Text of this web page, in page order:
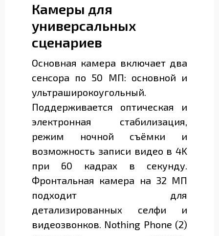
Камеры для
универсальных
сценариев
Основная камера включает два
сенсора по 50 МП: основной и
ультраширокоугольный.
Поддерживается оптическая и
электронная стабилизация,
режим ночной съёмки и
возможность записи видео в 4K
при 60 кадрах в секунду.
Фронтальная камера на 32 МП
подходит для
детализированных селфи и
видеозвонков. Nothing Phone (2)